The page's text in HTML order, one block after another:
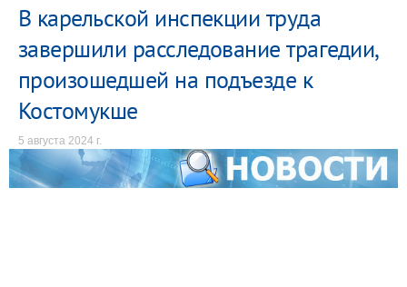
В карельской инспекции труда
завершили расследование трагедии,
произошедшей на подъезде к
Костомукше
5 августа 2024 г.